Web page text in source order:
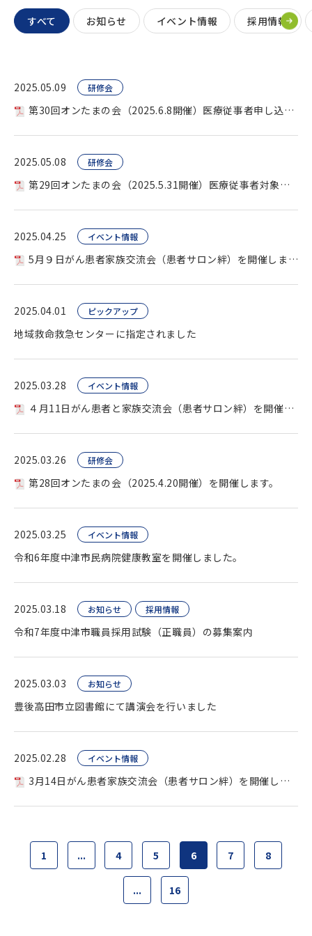
すべて お知らせ イベント情報 採用情報
2025.05.09 研修会
第30回オンたまの会（2025.6.8開催）医療従事者申し込み用 を開催します。
2025.05.08 研修会
第29回オンたまの会（2025.5.31開催）医療従事者対象を開催します。
2025.04.25 イベント情報
5月９日がん患者家族交流会（患者サロン絆）を開催します。
2025.04.01 ピックアップ
地域救命救急センターに指定されました
2025.03.28 イベント情報
４月11日がん患者と家族交流会（患者サロン絆）を開催します。
2025.03.26 研修会
第28回オンたまの会（2025.4.20開催）を開催します。
2025.03.25 イベント情報
令和6年度中津市民病院健康教室を開催しました。
2025.03.18 お知らせ 採用情報
令和7年度中津市職員採用試験（正職員）の募集案内
2025.03.03 お知らせ
豊後高田市立図書館にて講演会を行いました
2025.02.28 イベント情報
3月14日がん患者家族交流会（患者サロン絆）を開催します
1 ... 4 5 6 7 8
... 16